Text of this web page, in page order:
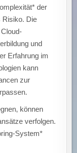
der
Risiko. Die
und
Erfahrung im
kann
zur
können
verfolgen.
System*